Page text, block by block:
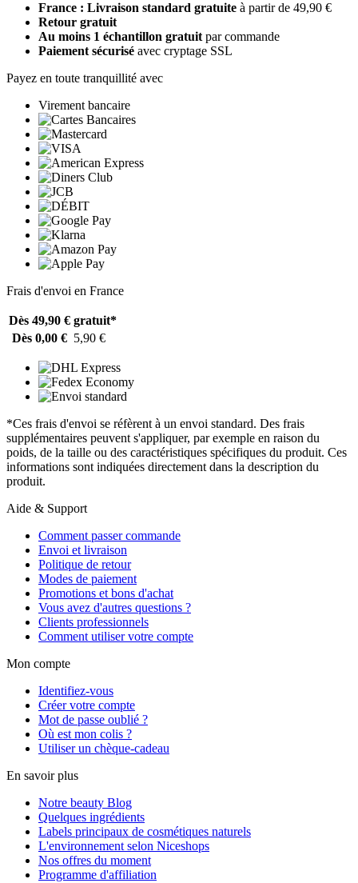
France : Livraison standard gratuite à partir de 49,90 €
Retour gratuit
Au moins 1 échantillon gratuit par commande
Paiement sécurisé avec cryptage SSL
Payez en toute tranquillité avec
Virement bancaire
Frais d'envoi en France
Dès 49,90 € gratuit*
Dès 0,00 € 5,90 €
*Ces frais d'envoi se réfèrent à un envoi standard. Des frais
supplémentaires peuvent s'appliquer, par exemple en raison du
poids, de la taille ou des caractéristiques spécifiques du produit. Ces
informations sont indiquées directement dans la description du
produit.
Aide & Support
Comment passer commande
Envoi et livraison
Politique de retour
Modes de paiement
Promotions et bons d'achat
Vous avez d'autres questions ?
Clients professionnels
Comment utiliser votre compte
Mon compte
Identifiez-vous
Créer votre compte
Mot de passe oublié ?
Où est mon colis ?
Utiliser un chèque-cadeau
En savoir plus
Notre beauty Blog
Quelques ingrédients
Labels principaux de cosmétiques naturels
L'environnement selon Niceshops
Nos offres du moment
Programme d'affiliation